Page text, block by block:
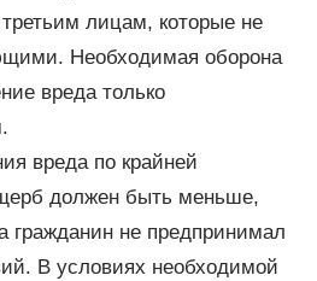
лицам, которые не
Необходимая оборона
вреда только
вреда по крайней
должен быть меньше,
гражданин не предпринимал
В условиях необходимой